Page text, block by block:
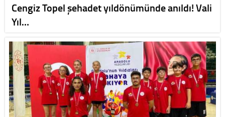
Cengiz Topel şehadet yıldönümünde anıldı! Vali
Yıl…